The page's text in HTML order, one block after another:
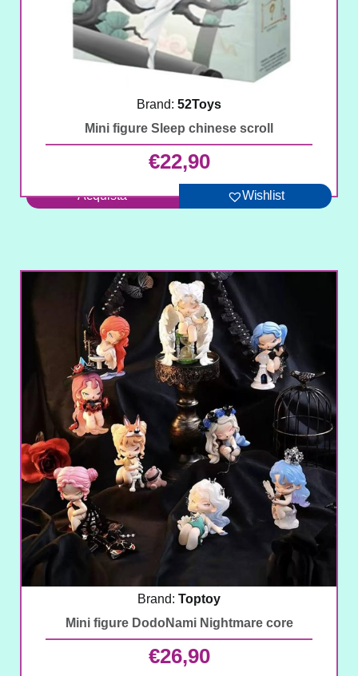
Brand: 52Toys
Mini figure Sleep chinese scroll
€22,90
Acquista Wishlist
Brand: Toptoy
Mini figure DodoNami Nightmare core
€26,90